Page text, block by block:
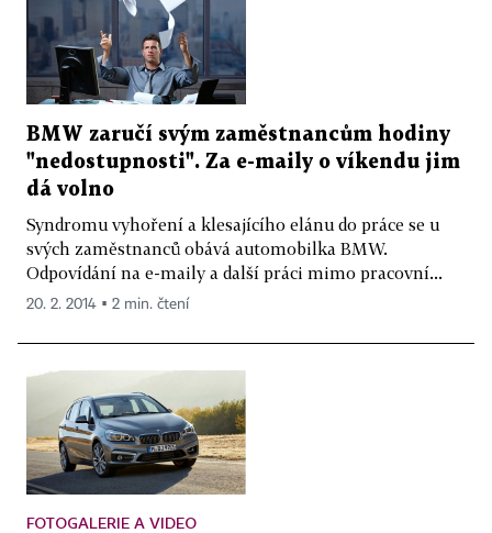
BMW zaručí svým zaměstnancům hodiny
"nedostupnosti". Za e-maily o víkendu jim
dá volno
Syndromu vyhoření a klesajícího elánu do práce se u
svých zaměstnanců obává automobilka BMW.
Odpovídání na e-maily a další práci mimo pracovní...
20. 2. 2014 ▪ 2 min. čtení
FOTOGALERIE A VIDEO